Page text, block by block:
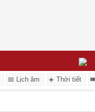
📅 Lịch âm ☀️ Thời tiết